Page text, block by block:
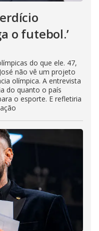
o futebol.’
do que ele. 47,
não vê um projeto
olímpica. A entrevista
do quanto o país
o esporte. E refletiria